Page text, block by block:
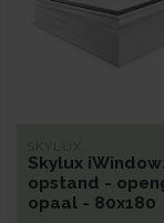
SKYLUX
Skylux
opstand -
opaal - 80x180